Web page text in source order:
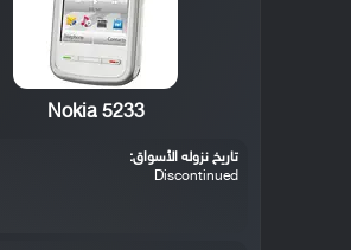
Nokia 5233
تاريخ نزوله الأسواق:
Discontinued